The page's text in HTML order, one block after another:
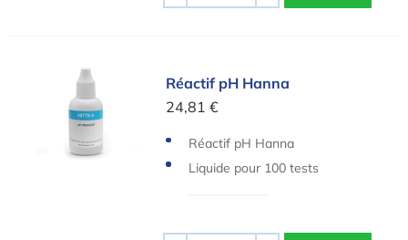
Réactif pH HannaRéactif pH Hanna
24,81 €
Réactif pH Hanna
Liquide pour 100 tests